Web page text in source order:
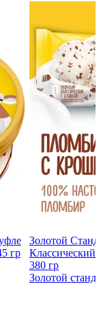
гр
Золотой
Классический
380 гр
Золотой